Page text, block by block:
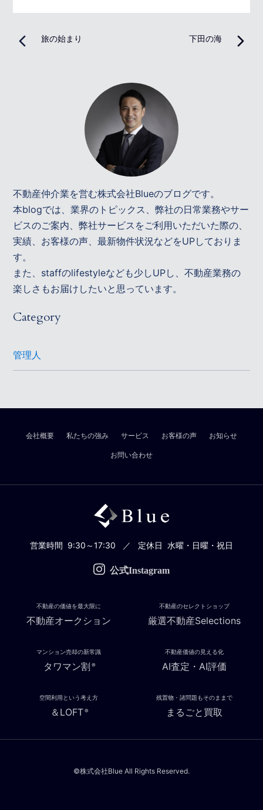
旅の始まり 下田の海
不動産仲介業を営む株式会社Blueのブログです。
本blogでは、業界のトピックス、弊社の日常業務やサー
ビスのご案内、弊社サービスをご利用いただいた際の、
実績、お客様の声、最新物件状況などをUPしておりま
す。
また、staffのlifestyleなども少しUPし、不動産業務の
楽しさもお届けしたいと思っています。
Category
管理人
会社概要 私たちの強み サービス お客様の声 お知らせ
お問い合わせ
営業時間 9:30～17:30 定休日 水曜・日曜・祝日
公式Instagram
不動産の価値を最大限に
不動産オークション
不動産のセレクトショップ
厳選不動産Selections
マンション売却の新常識
タワマン割 ®
不動産価値の見える化
AI査定・AI評価
空間利用という考え方
＆LOFT®
残置物・諸問題もそのままで
まるごと買取
©株式会社Blue All Rights Reserved.